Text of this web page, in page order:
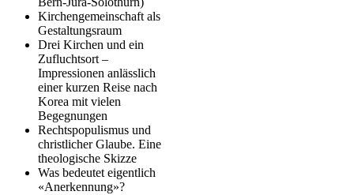
Kirchen­gemeinschaft als
Gestaltungs­raum
Drei Kirchen und ein
Zufluchtsort –
Impressionen anlässlich
einer kurzen Reise nach
Korea mit vielen
Begegnungen
Rechts­populismus und
christlicher Glaube. Eine
theologische Skizze
Was bedeutet eigentlich
«Anerkennung»?